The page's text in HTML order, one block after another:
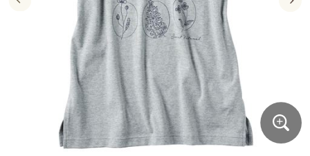
カーテン・ラグ・ファブリック
制服・学生服
ジュニア・ティーンズ下着
大きいサイズ通販すべて
大きいサイズ レディース服
大きいサイズ レディース下着
大きいサイズ メンズ
バーゲンセール
シークレットセール
商品カテゴリ一覧
カタログ
ジュニア・ティーンズ下着
大きいサイズ レディース服
大きいサイズ レディース下着
大きいサイズ メンズ
大きいサイズ 事務・制服
バーゲンセール
シークレットセール
商品カテゴリ一覧
カタログ・チラシからのご注文